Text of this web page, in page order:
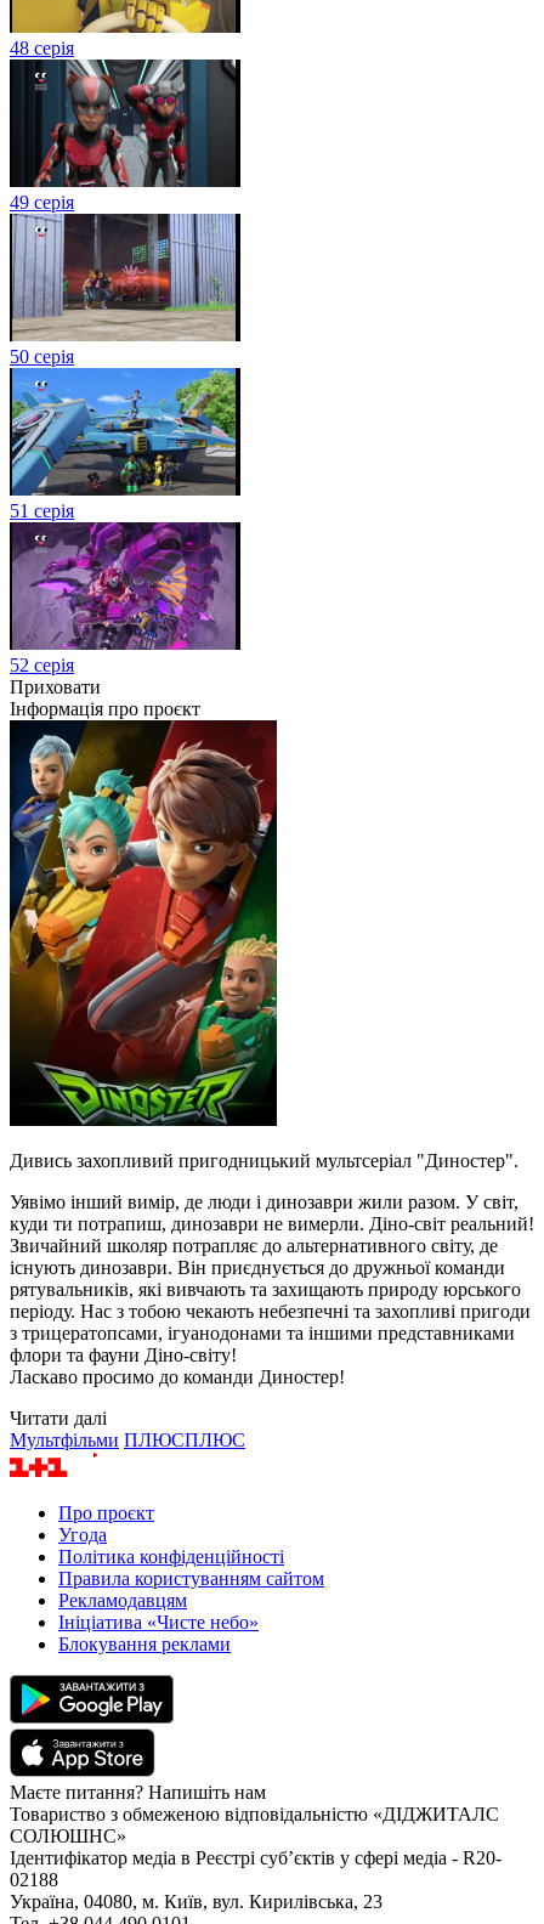
48 серія
49 серія
50 серія
51 серія
52 серія
Приховати
Інформація про проєкт
Дивись захопливий пригодницький мультсеріал "Диностер".
Уявімо інший вимір, де люди і динозаври жили разом. У світ,
куди ти потрапиш, динозаври не вимерли. Діно-світ реальний!
Звичайний школяр потрапляє до альтернативного світу, де
існують динозаври. Він приєднується до дружньої команди
рятувальників, які вивчають та захищають природу юрського
періоду. Нас з тобою чекають небезпечні та захопливі пригоди
з трицератопсами, ігуанодонами та іншими представниками
флори та фауни Діно-світу!
Ласкаво просимо до команди Диностер!
Читати далі
Мультфільми ПЛЮСПЛЮС
Про проєкт
Угода
Політика конфіденційності
Правила користуванням сайтом
Рекламодавцям
Ініціатива «Чисте небо»
Блокування реклами
Маєте питання? Напишіть нам
Товариство з обмеженою відповідальністю «ДІДЖИТАЛС
СОЛЮШНС»
Ідентифікатор медіа в Реєстрі суб’єктів у сфері медіа - R20-
02188
Україна, 04080, м. Київ, вул. Кирилівська, 23